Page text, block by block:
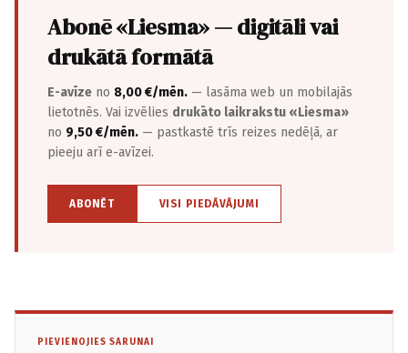
Abonē «Liesma» — digitāli vai
drukātā formātā
E-avīze no 8,00 €/mēn. — lasāma web un mobilajās
lietotnēs. Vai izvēlies drukāto laikrakstu «Liesma»
no 9,50 €/mēn. — pastkastē trīs reizes nedēļā, ar
pieeju arī e-avīzei.
ABONĒT VISI PIEDĀVĀJUMI
PIEVIENOJIES SARUNAI